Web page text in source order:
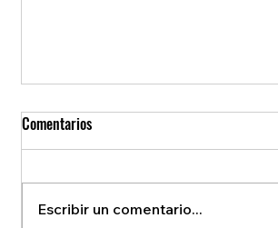
Comentarios
Escribir un comentario...